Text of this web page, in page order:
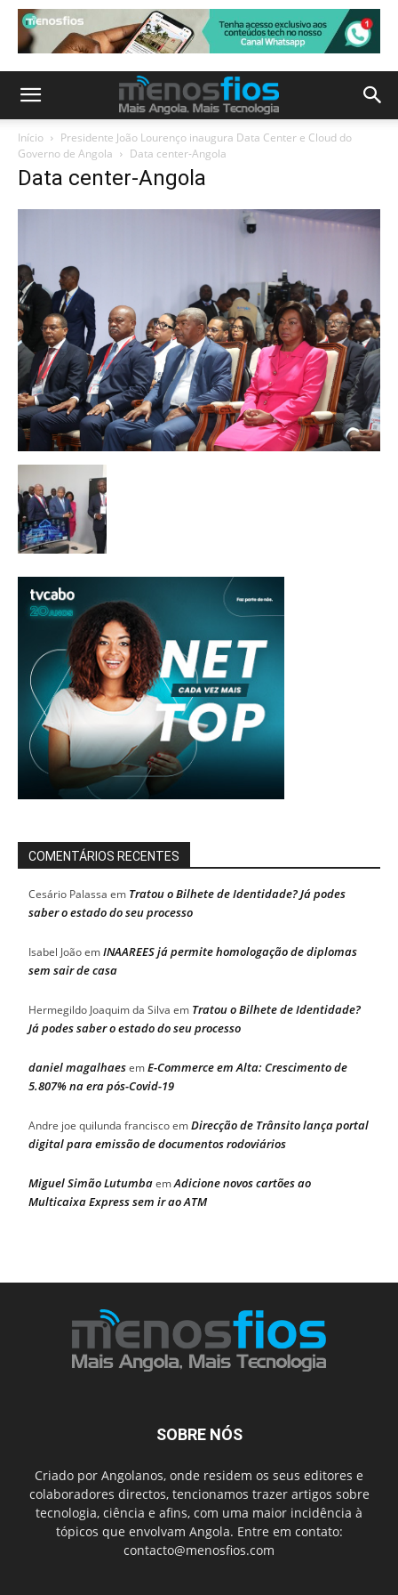
Início
Presidente João Lourenço inaugura Data Center e Cloud do
Governo de Angola
Data center-Angola
Data center-Angola
COMENTÁRIOS RECENTES
Cesário Palassa em Tratou o Bilhete de Identidade? Já podes
saber o estado do seu processo
Isabel JoãoemINAAREES já permite homologação de diplomas
sem sair de casa
Hermegildo Joaquim da Silva em Tratou o Bilhete de Identidade?
Já podes saber o estado do seu processo
daniel magalhaesemE-Commerce em Alta: Crescimento de
5.807% na era pós-Covid-19
Andre joe quilunda franciscoemDirecção de Trânsito lança portal
digital para emissão de documentos rodoviários
Miguel Simão LutumbaemAdicione novos cartões ao
Multicaixa Express sem ir ao ATM
SOBRE NÓS
Criado por Angolanos, onde residem os seus editores e
colaboradores directos, tencionamos trazer artigos sobre
tecnologia, ciência e afins, com uma maior incidência à
tópicos que envolvam Angola. Entre em contato:
contacto@menosfios.com